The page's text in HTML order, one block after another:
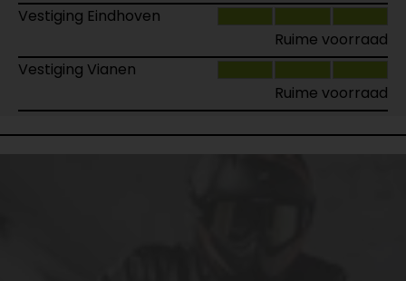
Vestiging Eindhoven
Ruime voorraad
Vestiging Vianen
Ruime voorraad